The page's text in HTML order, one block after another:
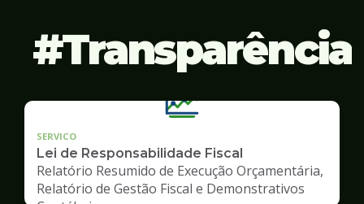
Transparência
SERVICO
Lei de Responsabilidade Fiscal
Relatório Resumido de Execução Orçamentária,
Relatório de Gestão Fiscal e Demonstrativos